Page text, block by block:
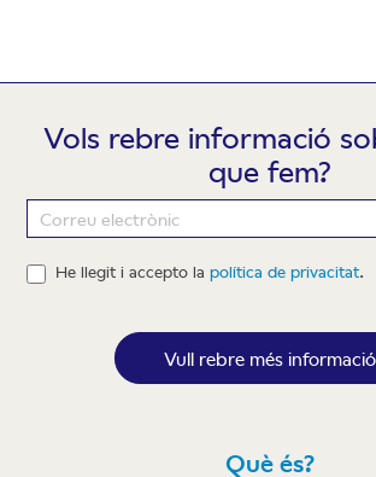
Vols rebre informació
que fem?
Newsletter
He llegit i accepto lapolítica de privacitat.
Vull rebre més informació
Què és?